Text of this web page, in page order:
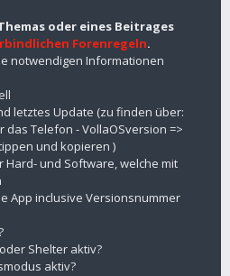
oder eines Beitrages
Forenregeln.
notwendigen Informationen
letztes Update (zu finden über:
das Telefon - VollaOSversion =>
und kopieren )
und Software, welche mit
App inclusive Versionsnummer
Shelter aktiv?
aktiv?